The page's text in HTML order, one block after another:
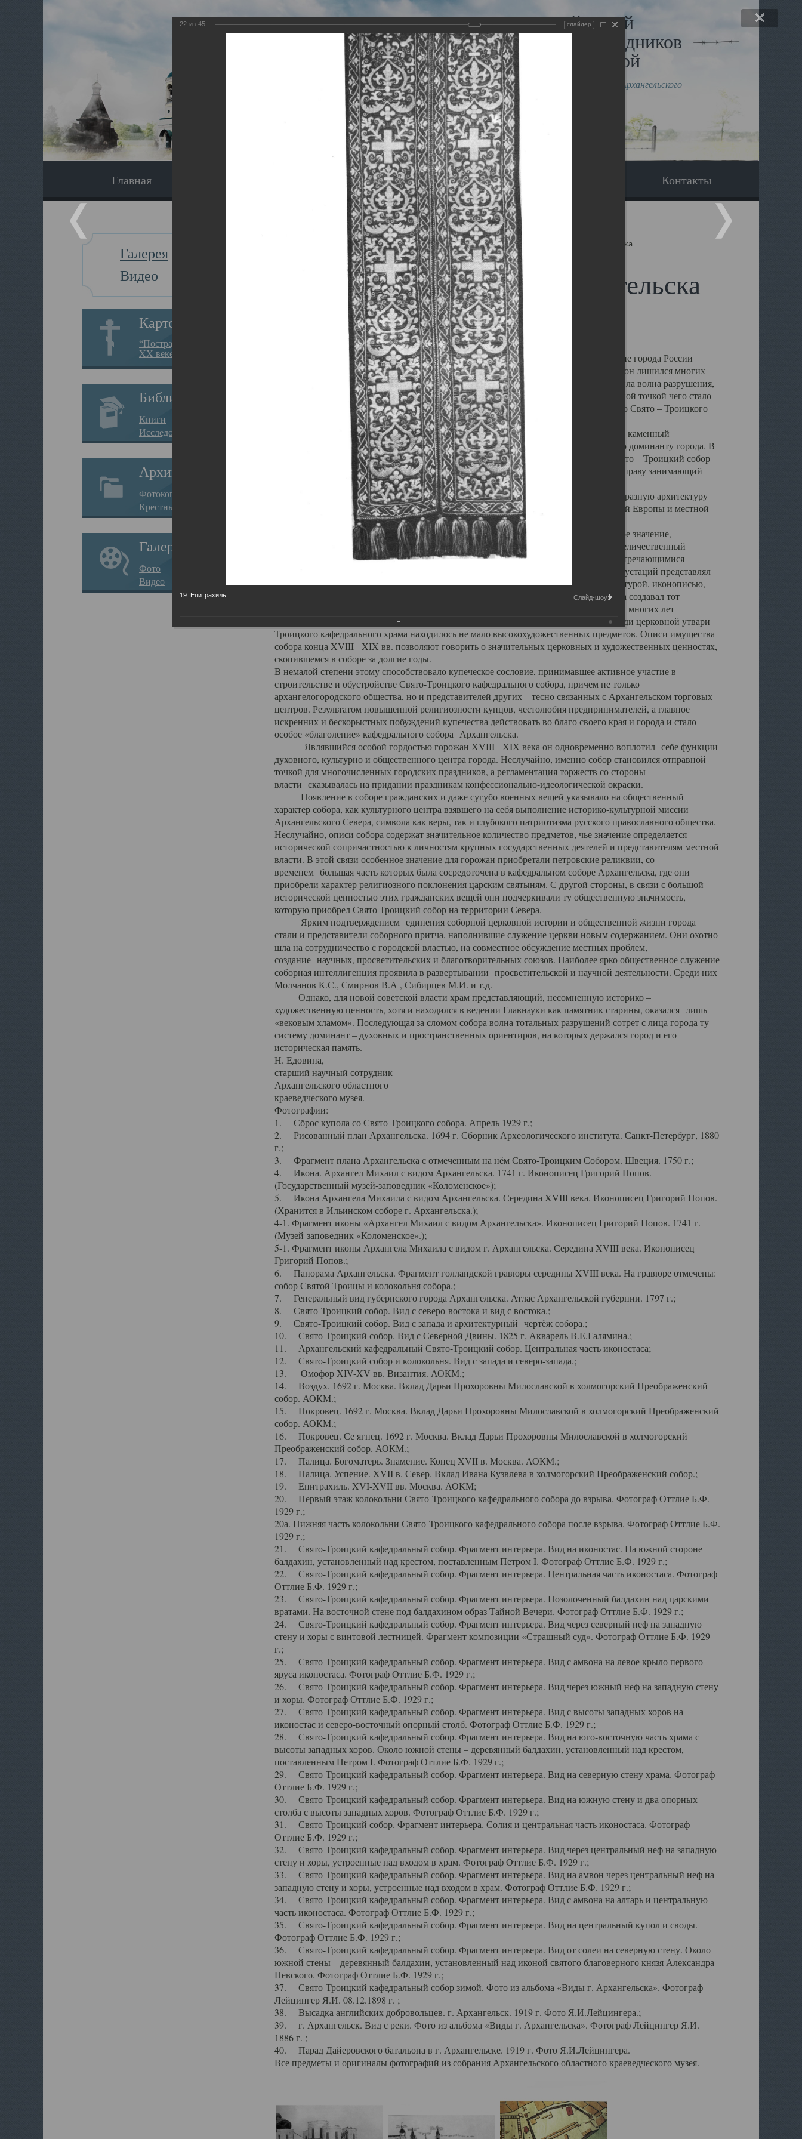
Виртуальный музей
Новомучеников и исповедников
Земли Архангельской
Сайт создан по благословлению митрополита Архангельского
и Холмогорского Даниила
Главная Наследники Галерея Контакты
Галерея
Видео
Картотека
“Пострадавшие за веру в
XX веке на Севере”
Библиотека
Книги
Исследования
Архив
Фотокопии дел
Крестные ходы
Галерея
Фото
Видео
Галерея Храмы-мученики Архангельска Свято-Троицкий собор Архангельска
Свято-Троицкий собор Архангельска
Свято-Троицкий собор Архангельска
Сегодня мы можем говорить, что Архангельск в большей мере, чем другие губернские города России
пострадал от целенаправленных систематических разрушений, в результате которых он лишился многих
выдающихся памятников архитектуры. Больше всего по старому Архангельску ударила волна разрушения,
вызванная борьбой с религией, набравшая особую силу в конце 20 –х годов. Отправной точкой чего стало
разрушение православного центра архангельской губернии - ансамбля кафедрального Свято – Троицкого
собора Архангельска.
Возникнув в начале XVIII века в центре Архангельска, величественный каменный
двухэтажный Троицкий собор, сразу превратился в зрительную и градостроительную доминанту города. В
XVIII веке по масштабам ему не было равных на Севере. Вплоть до разрушения Свято – Троицкий собор
оставался самым высоким и значительным из городских строений Архангельска, по праву занимающий
второе место, после гостиных дворов, в градостроительной картине Архангельска.
Один из самых больших и светлых соборов России воплотил в себе яркую и своеобразную архитектуру
портового города с отраженными в ней архитектурными течениями России, Западной Европы и местной
архангелогородской школы церковного зодчества.
Масштабность, благолепие и богатство собора, вполне оправдывали его кафедральное значение,
заслуженно выделяя из многочисленных культовых построек города. Обширный и величественный
иконостас украшенный колоннами ионического стиля, с единственными нигде не встречающимися
царскими вратами, изящным фронтоном и множеством резных, символических инкрустаций представлял
собой поистине художественную ценность. В совокупности же с живописью, скульптурой, иконописью,
шитьем, многочисленными предметами церковной утвари интерьер Троицкого храма создавал тот
неповторимый красочный ансамбль декоративного убранства собора, на протяжении многих лет
поражающий воображение своих посетителей. В соборной ризнице, библиотеке, среди церковной утвари
Троицкого кафедрального храма находилось не мало высокохудожественных предметов. Описи имущества
собора конца XVIII - XIX вв. позволяют говорить о значительных церковных и художественных ценностях,
скопившемся в соборе за долгие годы.
В немалой степени этому способствовало купеческое сословие, принимавшее активное участие в
строительстве и обустройстве Свято-Троицкого кафедрального собора, причем не только
архангелогородского общества, но и представителей других – тесно связанных с Архангельском торговых
центров. Результатом повышенной религиозности купцов, честолюбия предпринимателей, а главное
искренних и бескорыстных побуждений купечества действовать во благо своего края и города и стало
особое «благолепие» кафедрального собора Архангельска.
Являвшийся особой гордостью горожан XVIII - XIX века он одновременно воплотил себе функции
духовного, культурно и общественного центра города. Неслучайно, именно собор становился отправной
точкой для многочисленных городских праздников, а регламентация торжеств со стороны
власти сказывалась на придании праздникам конфессионально-идеологической окраски.
Появление в соборе гражданских и даже сугубо военных вещей указывало на общественный
характер собора, как культурного центра взявшего на себя выполнение историко-культурной миссии
Архангельского Севера, символа как веры, так и глубокого патриотизма русского православного общества.
Неслучайно, описи собора содержат значительное количество предметов, чье значение определяется
исторической сопричастностью к личностям крупных государственных деятелей и представителям местной
власти. В этой связи особенное значение для горожан приобретали петровские реликвии, со
временем большая часть которых была сосредоточена в кафедральном соборе Архангельска, где они
приобрели характер религиозного поклонения царским святыням. С другой стороны, в связи с большой
исторической ценностью этих гражданских вещей они подчеркивали ту общественную значимость,
которую приобрел Свято Троицкий собор на территории Севера.
Ярким подтверждением единения соборной церковной истории и общественной жизни города
стали и представители соборного притча, наполнившие служение церкви новым содержанием. Они охотно
шла на сотрудничество с городской властью, на совместное обсуждение местных проблем,
создание научных, просветительских и благотворительных союзов. Наиболее ярко общественное служение
соборная интеллигенция проявила в развертывании просветительской и научной деятельности. Среди них
Молчанов К.С., Смирнов В.А , Сибирцев М.И. и т.д.
Однако, для новой советской власти храм представляющий, несомненную историко –
художественную ценность, хотя и находился в ведении Главнауки как памятник старины, оказался лишь
«вековым хламом». Последующая за сломом собора волна тотальных разрушений сотрет с лица города ту
систему доминант – духовных и пространственных ориентиров, на которых держался город и его
историческая память.
Н. Едовина,
старший научный сотрудник
Архангельского областного
краеведческого музея.
Фотографии:
1. Сброс купола со Свято-Троицкого собора. Апрель 1929 г.;
2. Рисованный план Архангельска. 1694 г. Сборник Археологического института. Санкт-Петербург, 1880
г.;
3. Фрагмент плана Архангельска с отмеченным на нём Свято-Троицким Собором. Швеция. 1750 г.;
4. Икона. Архангел Михаил с видом Архангельска. 1741 г. Иконописец Григорий Попов.
(Государственный музей-заповедник «Коломенское»);
5. Икона Архангела Михаила с видом Архангельска. Середина XVIII века. Иконописец Григорий Попов.
(Хранится в Ильинском соборе г. Архангельска.);
4-1. Фрагмент иконы «Архангел Михаил с видом Архангельска». Иконописец Григорий Попов. 1741 г.
(Музей-заповедник «Коломенское».);
5-1. Фрагмент иконы Архангела Михаила с видом г. Архангельска. Середина XVIII века. Иконописец
Григорий Попов.;
6. Панорама Архангельска. Фрагмент голландской гравюры середины XVIII века. На гравюре отмечены:
собор Святой Троицы и колокольня собора.;
7. Генеральный вид губернского города Архангельска. Атлас Архангельской губернии. 1797 г.;
8. Свято-Троицкий собор. Вид с северо-востока и вид с востока.;
9. Свято-Троицкий собор. Вид с запада и архитектурный чертёж собора.;
10. Свято-Троицкий собор. Вид с Северной Двины. 1825 г. Акварель В.Е.Галямина.;
11. Архангельский кафедральный Свято-Троицкий собор. Центральная часть иконостаса;
12. Свято-Троицкий собор и колокольня. Вид с запада и северо-запада.;
13. Омофор XIV-XV вв. Византия. АОКМ.;
14. Воздух. 1692 г. Москва. Вклад Дарьи Прохоровны Милославской в холмогорский Преображенский
собор. АОКМ.;
15. Покровец. 1692 г. Москва. Вклад Дарьи Прохоровны Милославской в холмогорский Преображенский
собор. АОКМ.;
16. Покровец. Се ягнец. 1692 г. Москва. Вклад Дарьи Прохоровны Милославской в холмогорский
Преображенский собор. АОКМ.;
17. Палица. Богоматерь. Знамение. Конец XVII в. Москва. АОКМ.;
18. Палица. Успение. XVII в. Север. Вклад Ивана Кузвлева в холмогорский Преображенский собор.;
19. Епитрахиль. XVI-XVII вв. Москва. АОКМ;
20. Первый этаж колокольни Свято-Троицкого кафедрального собора до взрыва. Фотограф Оттлие Б.Ф.
1929 г.;
20а. Нижняя часть колокольни Свято-Троицкого кафедрального собора после взрыва. Фотограф Оттлие Б.Ф.
1929 г.;
21. Свято-Троицкий кафедральный собор. Фрагмент интерьера. Вид на иконостас. На южной стороне
балдахин, установленный над крестом, поставленным Петром I. Фотограф Оттлие Б.Ф. 1929 г.;
22. Свято-Троицкий кафедральный собор. Фрагмент интерьера. Центральная часть иконостаса. Фотограф
Оттлие Б.Ф. 1929 г.;
23. Свято-Троицкий кафедральный собор. Фрагмент интерьера. Позолоченный балдахин над царскими
вратами. На восточной стене под балдахином образ Тайной Вечери. Фотограф Оттлие Б.Ф. 1929 г.;
24. Свято-Троицкий кафедральный собор. Фрагмент интерьера. Вид через северный неф на западную
стену и хоры с винтовой лестницей. Фрагмент композиции «Страшный суд». Фотограф Оттлие Б.Ф. 1929
г.;
25. Свято-Троицкий кафедральный собор. Фрагмент интерьера. Вид с амвона на левое крыло первого
яруса иконостаса. Фотограф Оттлие Б.Ф. 1929 г.;
26. Свято-Троицкий кафедральный собор. Фрагмент интерьера. Вид через южный неф на западную стену
и хоры. Фотограф Оттлие Б.Ф. 1929 г.;
27. Свято-Троицкий кафедральный собор. Фрагмент интерьера. Вид с высоты западных хоров на
иконостас и северо-восточный опорный столб. Фотограф Оттлие Б.Ф. 1929 г.;
28. Свято-Троицкий кафедральный собор. Фрагмент интерьера. Вид на юго-восточную часть храма с
высоты западных хоров. Около южной стены – деревянный балдахин, установленный над крестом,
поставленным Петром I. Фотограф Оттлие Б.Ф. 1929 г.;
29. Свято-Троицкий кафедральный собор. Фрагмент интерьера. Вид на северную стену храма. Фотограф
Оттлие Б.Ф. 1929 г.;
30. Свято-Троицкий кафедральный собор. Фрагмент интерьера. Вид на южную стену и два опорных
столба с высоты западных хоров. Фотограф Оттлие Б.Ф. 1929 г.;
31. Свято-Троицкий собор. Фрагмент интерьера. Солия и центральная часть иконостаса. Фотограф
Оттлие Б.Ф. 1929 г.;
32. Свято-Троицкий кафедральный собор. Фрагмент интерьера. Вид через центральный неф на западную
стену и хоры, устроенные над входом в храм. Фотограф Оттлие Б.Ф. 1929 г.;
33. Свято-Троицкий кафедральный собор. Фрагмент интерьера. Вид на амвон через центральный неф на
западную стену и хоры, устроенные над входом в храм. Фотограф Оттлие Б.Ф. 1929 г.;
34. Свято-Троицкий кафедральный собор. Фрагмент интерьера. Вид с амвона на алтарь и центральную
часть иконостаса. Фотограф Оттлие Б.Ф. 1929 г.;
35. Свято-Троицкий кафедральный собор. Фрагмент интерьера. Вид на центральный купол и своды.
Фотограф Оттлие Б.Ф. 1929 г.;
36. Свято-Троицкий кафедральный собор. Фрагмент интерьера. Вид от солеи на северную стену. Около
южной стены – деревянный балдахин, установленный над иконой святого благоверного князя Александра
Невского. Фотограф Оттлие Б.Ф. 1929 г.;
37. Свято-Троицкий кафедральный собор зимой. Фото из альбома «Виды г. Архангельска». Фотограф
Лейцингер Я.И. 08.12.1898 г. ;
38. Высадка английских добровольцев. г. Архангельск. 1919 г. Фото Я.И.Лейцингера.;
39. г. Архангельск. Вид с реки. Фото из альбома «Виды г. Архангельска». Фотограф Лейцингер Я.И.
1886 г. ;
40. Парад Дайеровского батальона в г. Архангельске. 1919 г. Фото Я.И.Лейцингера.
Все предметы и оригиналы фотографий из собрания Архангельского областного краеведческого музея.
22 из 45 слайдер
19. Епитрахиль. Слайд-шоу: